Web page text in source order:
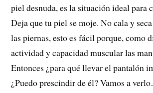
piel desnuda, es la situación ideal para
Deja que tu piel se moje. No cala y
las piernas, esto es fácil porque, como
actividad y capacidad muscular las
Entonces ¿para qué llevar el pantalón
¿Puedo prescindir de él? Vamos a